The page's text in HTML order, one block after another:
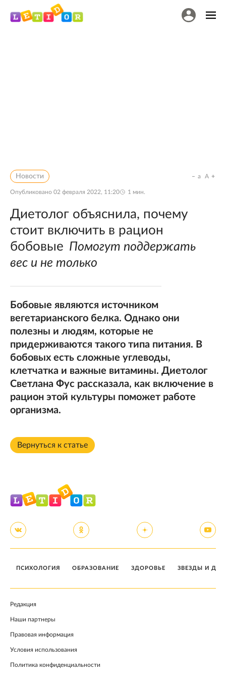
Новости
Опубликовано 02 февраля 2022, 11:20 1 мин.
a A
Диетолог объяснила, почему
стоит включить в рацион
бобовые Помогут поддержать
вес и не только
Бобовые являются источником
вегетарианского белка. Однако они
полезны и людям, которые не
придерживаются такого типа питания. В
бобовых есть сложные углеводы,
клетчатка и важные витамины. Диетолог
Светлана Фус рассказала, как включение в
рацион этой культуры поможет работе
организма.
Вернуться к статье
ПСИХОЛОГИЯ ОБРАЗОВАНИЕ ЗДОРОВЬЕ ЗВЕЗДЫ И
Редакция
Наши партнеры
Правовая информация
Условия использования
Политика конфиденциальности